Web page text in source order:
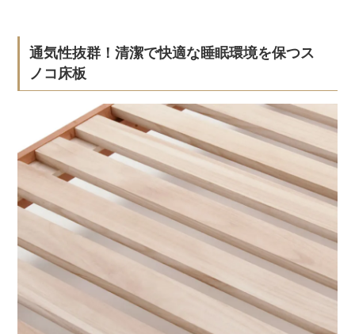
通気性抜群！清潔で快適な睡眠環境を保つス
ノコ床板